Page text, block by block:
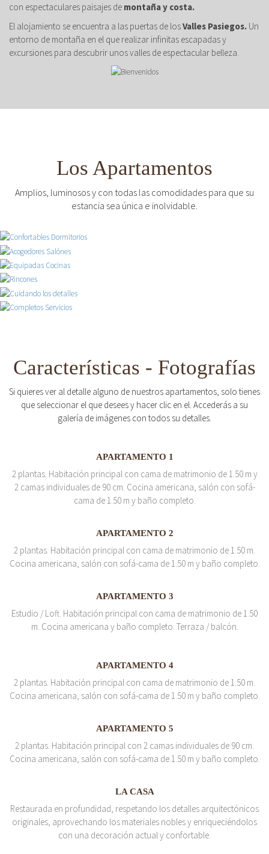
con espectaculares paisajes de montaña y costa.
El alojamiento se encuentra a las puertas de losValles Pasiegos. Un
entorno de montaña en el que realizar infinitas escapadas y
excursiones para descubrir unos valles de espectacular belleza.
Los Apartamentos
Amplios, luminosos y con todas las comodidades para que su
estancia sea única e inolvidable.
Características - Fotografías
Si quieres ver al detalle alguno de nuestros apartamentos, solo tienes
que seleccionar el que desees y hacer clic en el. Accederás a su
galería de imágenes con todos su detalles.
APARTAMENTO 1
2 plantas. Habitación principal con cama de matrimonio de 1.50 m y
2 camas individuales de 90 cm. Cocina americana, salón con sofá-
cama de 1.50 m y baño completo.
APARTAMENTO 2
2 plantas. Habitación principal con cama de matrimonio de 1.50 m.
Cocina americana, salón con sofá-cama de 1.50 m y baño completo.
APARTAMENTO 3
Estudio / Loft. Habitación principal con cama de matrimonio de 1.50
m. Cocina americana y baño completo. Terraza / balcón.
APARTAMENTO 4
2 plantas. Habitación principal con cama de matrimonio de 1.50 m.
Cocina americana, salón con sofá-cama de 1.50 m y baño completo.
APARTAMENTO 5
2 plantas. Habitación principal con 2 camas individuales de 90 cm.
Cocina americana, salón con sofá-cama de 1.50 m y baño completo.
LA CASA
Restaurada en profundidad, respetando los detalles arquitectónicos
originales, aprovechando los materiales nobles y enriqueciéndolos
con una decoración actual y confortable.